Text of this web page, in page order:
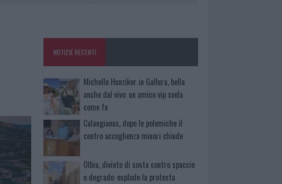
NOTIZIE RECENTI
Michelle Hunziker in Gallura, bella
anche dal vivo: un amico vip svela
come fa
Calangianus, dopo le polemiche il
centro accoglienza minori chiude
Olbia, divieto di sosta contro spaccio
e degrado: esplode la protesta